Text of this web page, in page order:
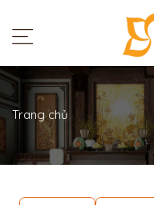
Trang chủ